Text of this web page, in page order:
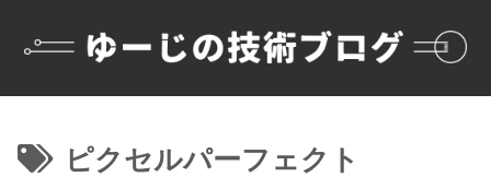
ピクセルパーフェクト